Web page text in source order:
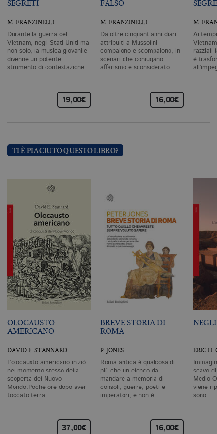
SEGRETI
M. FRANZINELLI
Durante la guerra del
Vietnam, negli Stati Uniti ma
non solo, la musica giovanile
divenne un potente
strumento di contestazione…
19,00€
FALSO
M. FRANZINELLI
Da oltre cinquant'anni diari
attribuiti a Mussolini
compaiono e scompaiono, in
scenari che coniugano
affarismo e sconsiderato…
16,00€
M.
Ai
razziali
è
TI È PIACIUTO QUESTO LIBRO?
OLOCAUSTO
AMERICANO
DAVID E. STANNARD
L’olocausto americano iniziò
nel momento stesso della
scoperta del Nuovo
Mondo.Poche ore dopo aver
toccato terra…
37,00€
BREVE STORIA DI
ROMA
P. JONES
Roma antica è qualcosa di
più che un elenco da
mandare a memoria di
consoli, guerre, poeti e
imperatori, e non è…
16,00€
ERIC H.
scavo
Medio
viene
sono…
e